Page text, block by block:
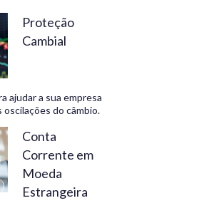
Proteção
Cambial
ajudar a sua empresa
do câmbio.
Conta
Corrente em
Moeda
Estrangeira